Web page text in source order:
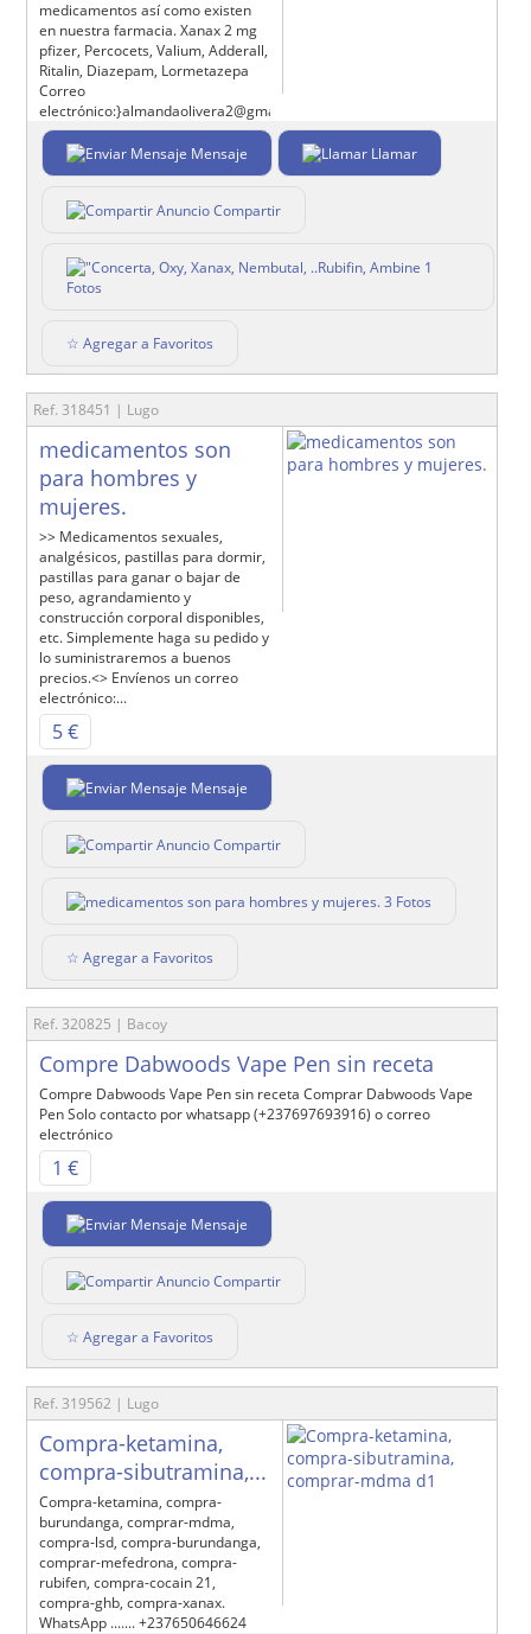
medicamentos así como existen
en nuestra farmacia. Xanax 2 mg
pfizer, Percocets, Valium, Adderall,
Ritalin, Diazepam, Lormetazepa
Correo
electrónico:}almandaolivera2@gmail.com
Mensaje Llamar
Compartir
1
Fotos
☆ Agregar a Favoritos
Ref. 318451 | Lugo
medicamentos son
para hombres y
mujeres.
>> Medicamentos sexuales,
analgésicos, pastillas para dormir,
pastillas para ganar o bajar de
peso, agrandamiento y
construcción corporal disponibles,
etc. Simplemente haga su pedido y
lo suministraremos a buenos
precios.<> Envíenos un correo
electrónico:...
5 €
Mensaje
Compartir
3 Fotos
☆ Agregar a Favoritos
Ref. 320825 | Bacoy
Compre Dabwoods Vape Pen sin receta
Compre Dabwoods Vape Pen sin receta Comprar Dabwoods Vape
Pen Solo contacto por whatsapp (+237697693916) o correo
electrónico
1 €
Mensaje
Compartir
☆ Agregar a Favoritos
Ref. 319562 | Lugo
Compra-ketamina,
compra-sibutramina,...
Compra-ketamina, compra-
burundanga, comprar-mdma,
compra-lsd, compra-burundanga,
comprar-mefedrona, compra-
rubifen, compra-cocain 21,
compra-ghb, compra-xanax.
WhatsApp ....... +237650646624